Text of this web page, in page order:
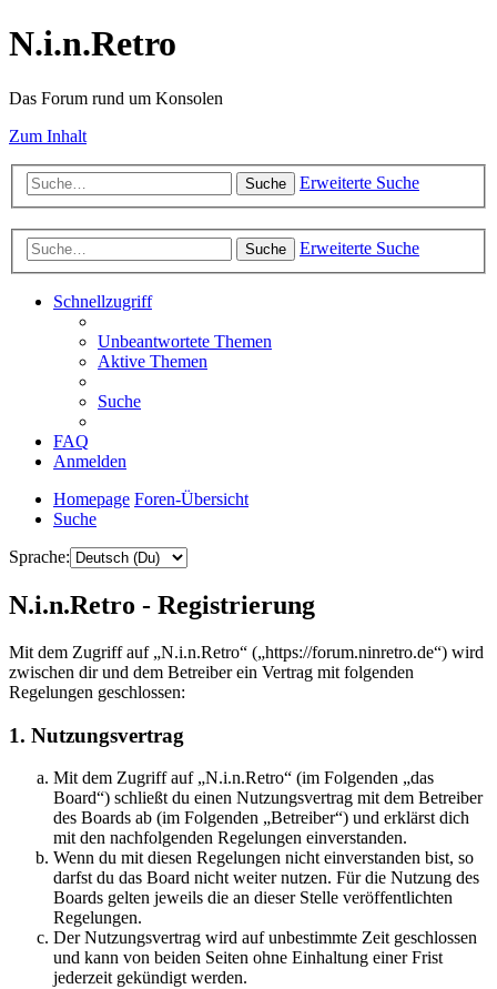
N.i.n.Retro
Das Forum rund um Konsolen
Zum Inhalt
Suche Erweiterte Suche
Suche Erweiterte Suche
Schnellzugriff
Unbeantwortete Themen
Aktive Themen
Suche
FAQ
Anmelden
Homepage Foren-Übersicht
Suche
Sprache:
N.i.n.Retro - Registrierung
Mit dem Zugriff auf „N.i.n.Retro“ („https://forum.ninretro.de“) wird
zwischen dir und dem Betreiber ein Vertrag mit folgenden
Regelungen geschlossen:
1. Nutzungsvertrag
Mit dem Zugriff auf „N.i.n.Retro“ (im Folgenden „das
Board“) schließt du einen Nutzungsvertrag mit dem Betreiber
des Boards ab (im Folgenden „Betreiber“) und erklärst dich
mit den nachfolgenden Regelungen einverstanden.
Wenn du mit diesen Regelungen nicht einverstanden bist, so
darfst du das Board nicht weiter nutzen. Für die Nutzung des
Boards gelten jeweils die an dieser Stelle veröffentlichten
Regelungen.
Der Nutzungsvertrag wird auf unbestimmte Zeit geschlossen
und kann von beiden Seiten ohne Einhaltung einer Frist
jederzeit gekündigt werden.